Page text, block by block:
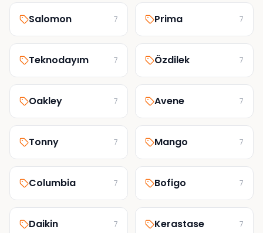
Salomon 7 Prima 7
Teknodayım 7 Özdilek 7
Oakley 7 Avene 7
Tonny 7 Mango 7
Columbia 7 Bofigo 7
Daikin 7 Kerastase 7